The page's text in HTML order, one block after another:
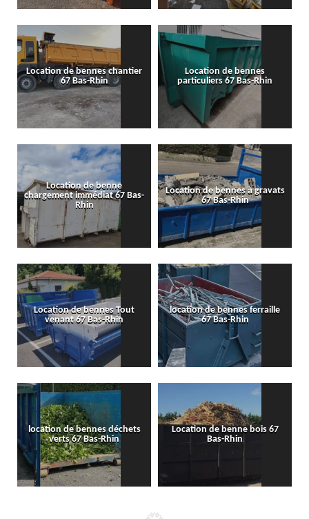
Location de bennes chantier
67 Bas-Rhin
Location de bennes
particuliers 67 Bas-Rhin
Location de benne
chargement immédiat 67 Bas-
Rhin
Location de bennes à gravats
67 Bas-Rhin
Location de bennes Tout
venant 67 Bas-Rhin
location de bennes ferraille
67 Bas-Rhin
location de bennes déchets
verts 67 Bas-Rhin
Location de benne bois 67
Bas-Rhin